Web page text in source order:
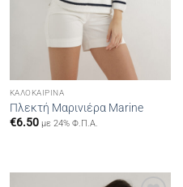
ΚΑΛΟΚΑΙΡΙΝΆ
Πλεκτή Μαρινιέρα Marine
€6.50 με 24% Φ.Π.Α.